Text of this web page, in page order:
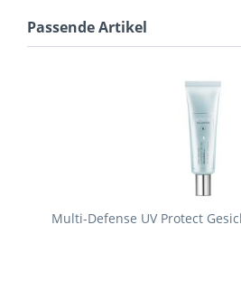
Passende Artikel
Multi-Defense UV Protect